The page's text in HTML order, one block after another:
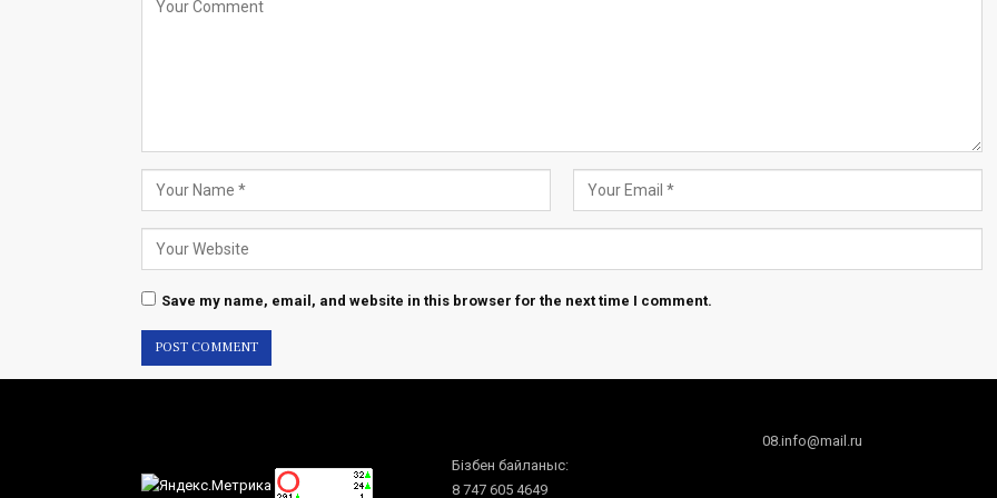
Save my name, email, and website in this browser for the next time I comment.
Бізбен байланыс:
8 747 605 4649
08.info@mail.ru